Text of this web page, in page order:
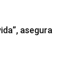
asegura